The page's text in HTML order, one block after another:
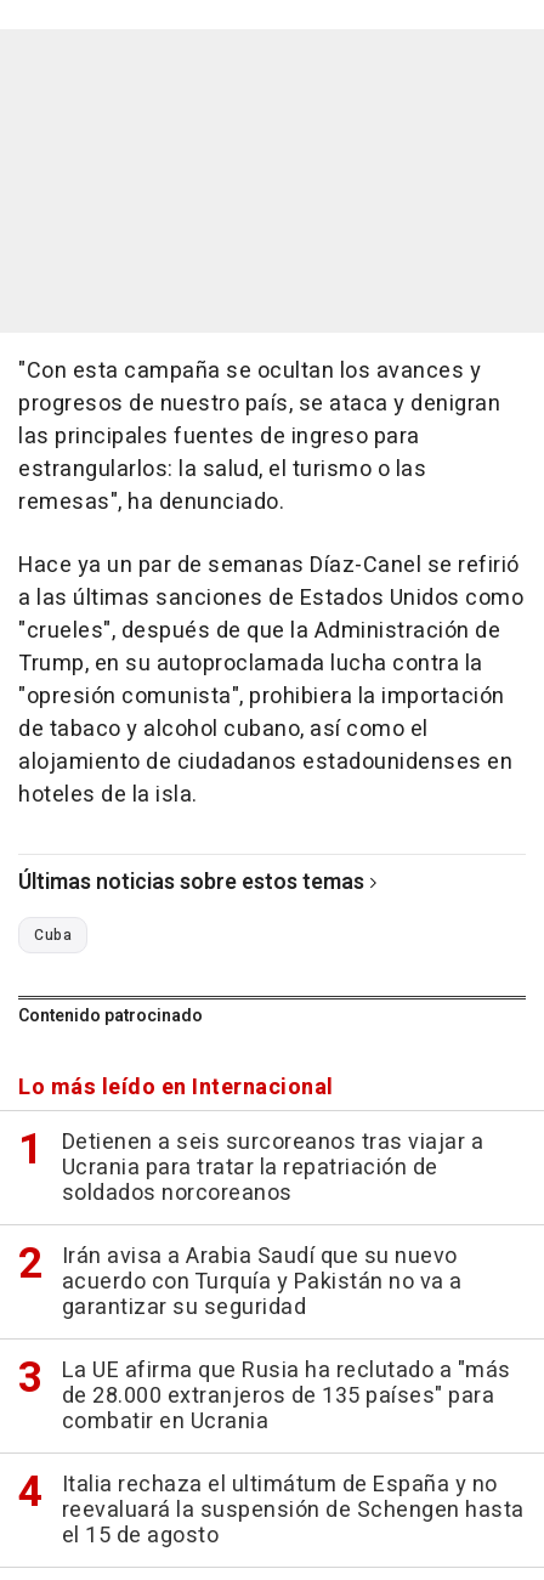
"Con esta campaña se ocultan los avances y
progresos de nuestro país, se ataca y denigran
las principales fuentes de ingreso para
estrangularlos: la salud, el turismo o las
remesas", ha denunciado.
Hace ya un par de semanas Díaz-Canel se refirió
a las últimas sanciones de Estados Unidos como
"crueles", después de que la Administración de
Trump, en su autoproclamada lucha contra la
"opresión comunista", prohibiera la importación
de tabaco y alcohol cubano, así como el
alojamiento de ciudadanos estadounidenses en
hoteles de la isla.
Últimas noticias sobre estos temas
Cuba
Contenido patrocinado
Lo más leído en Internacional
Detienen a seis surcoreanos tras viajar a
Ucrania para tratar la repatriación de
soldados norcoreanos
Irán avisa a Arabia Saudí que su nuevo
acuerdo con Turquía y Pakistán no va a
garantizar su seguridad
La UE afirma que Rusia ha reclutado a "más
de 28.000 extranjeros de 135 países" para
combatir en Ucrania
Italia rechaza el ultimátum de España y no
reevaluará la suspensión de Schengen hasta
el 15 de agosto